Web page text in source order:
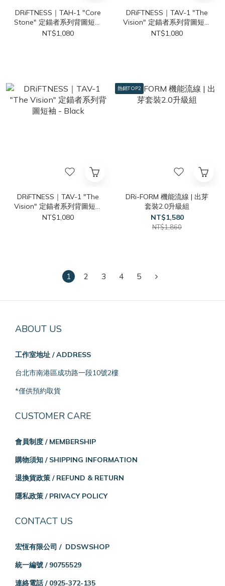
DRiFTNESS｜TAH-1 "Core
Stone" 定錨者系列背圖短袖
- Black
NT$1,080
DRiFTNESS｜TAV-1 "The
Vision" 定錨者系列背圖短袖
- Cream
NT$1,080
DRiFTNESS｜TAV-1 "The
Vision" 定錨者系列背圖短袖
- Black
NT$1,080
熱銷TOP2
DRi-FORM 機能流線 | 出芽
套裝2.0升級組
NT$1,580
NT$1,860
1 2 3 4 5
ABOUT US
工作室地址 / ADDRESS
台北市南港區成功路一段10號2樓
*僅供預約取貨
CUSTOMER CARE
會員制度 / MEMBERSHIP
購物須知 / SHIPPING INFORMATION
退換貨政策 / REFUND & RETURN
隱私政策 / PRIVACY POLICY
CONTACT US
宏恆有限公司 / DDSWSHOP
統一編號 / 90755529
連絡電話 / 0925-372-135